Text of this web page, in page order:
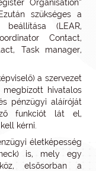
Organisation”
szükséges a
beállítása (LEAR,
Contact,
Task manager,
a szervezet
megbízott hivatalos
pénzügyi aláíróját
funkciót lát el,
kérni.
életképesség
is, mely egy
elsősorban a